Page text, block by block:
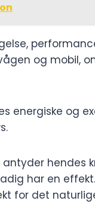
og mobil,
energiske og
hendes
har en
for det